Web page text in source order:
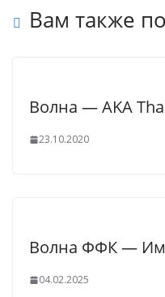
Вам также
Волна — AKA
23.10.2020
Волна ФФК —
04.02.2025